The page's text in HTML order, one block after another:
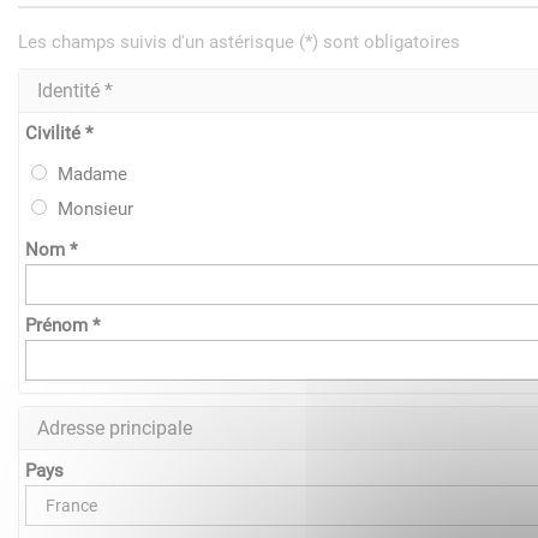
Les champs suivis d'un astérisque (*) sont obligatoires
Identité *
Civilité *
Madame
Monsieur
Nom *
Prénom *
Adresse principale
Pays
France